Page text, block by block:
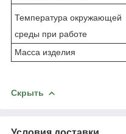
Температура окружающей
среды при работе
Масса изделия
Скрыть